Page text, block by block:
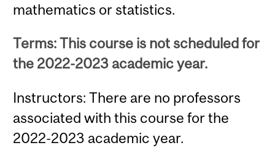
mathematics or statistics.
Terms: This course is not scheduled for
the 2022-2023 academic year.
Instructors: There are no professors
associated with this course for the
2022-2023 academic year.